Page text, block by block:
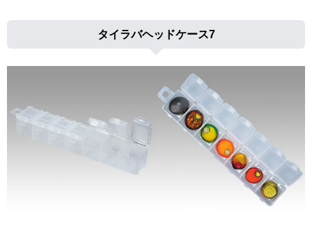
タイラバヘッドケース7